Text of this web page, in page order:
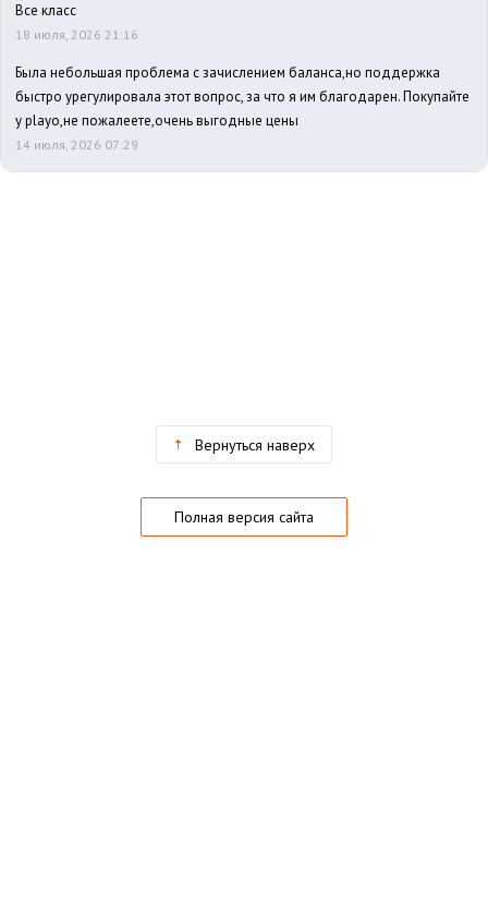
Все класс
18 июля, 2026 21:16
Была небольшая проблема с зачислением баланса,но поддержка
быстро урегулировала этот вопрос, за что я им благодарен. Покупайте
у playo,не пожалеете,очень выгодные цены
14 июля, 2026 07:29
Вернуться наверх
Полная версия сайта